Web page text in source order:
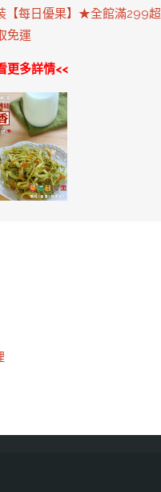
【每日優果】★全館滿299超
免運
更多詳情<<